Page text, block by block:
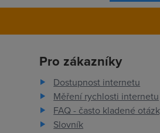
Pro zákazníky
Dostupnost internetu
Měření rychlosti internetu
FAQ - často kladené
Slovník